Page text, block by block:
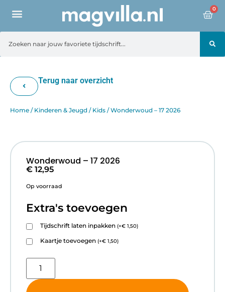
0
Terug naar overzicht
Home / Kinderen & Jeugd / Kids / Wonderwoud – 17 2026
Wonderwoud – 17 2026
€ 12,95
Op voorraad
Extra's toevoegen
Tijdschrift laten inpakken (+€ 1,50)
Kaartje toevoegen (+€ 1,50)